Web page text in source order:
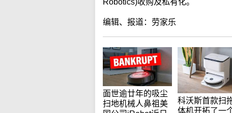
Robotics)收购及私有化。
编辑、报道：劳家乐
面世逾廿年的吸尘
扫地机械人鼻祖美
科沃斯首款扫
体机开拓了一